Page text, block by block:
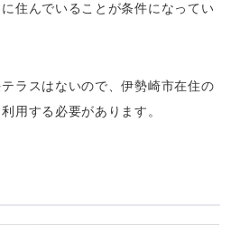
住んでいることが条件になってい
ラスはないので、伊勢崎市在住の
用する必要があります。